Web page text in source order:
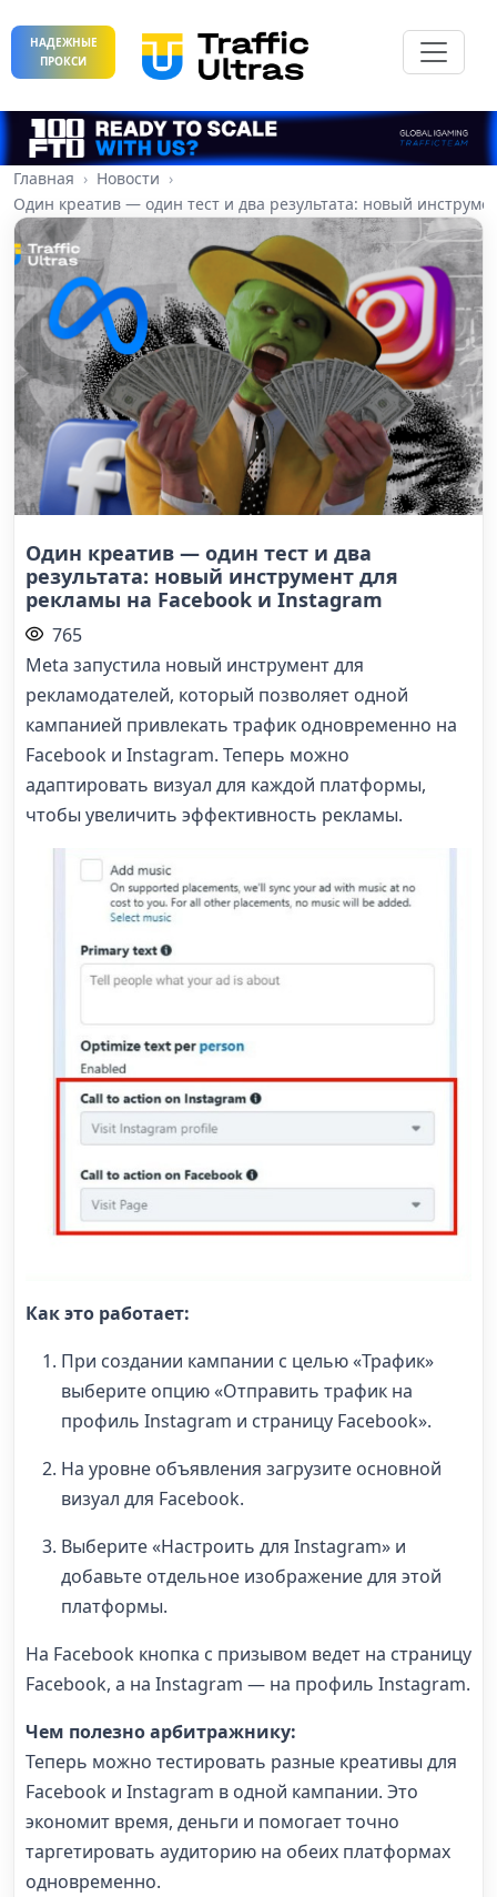
НАДЕЖНЫЕ
ПРОКСИ
Главная
Новости
Один креатив — один тест и два результата: новый
Один креатив — один тест и два
результата: новый инструмент для
рекламы на Facebook и Instagram
765
Meta запустила новый инструмент для
рекламодателей, который позволяет одной
кампанией привлекать трафик одновременно на
Facebook и Instagram. Теперь можно
адаптировать визуал для каждой платформы,
чтобы увеличить эффективность рекламы.
Как это работает:
При создании кампании с целью «Трафик»
выберите опцию «Отправить трафик на
профиль Instagram и страницу Facebook».
На уровне объявления загрузите основной
визуал для Facebook.
Выберите «Настроить для Instagram» и
добавьте отдельное изображение для этой
платформы.
На Facebook кнопка с призывом ведет на страницу
Facebook, а на Instagram — на профиль Instagram.
Чем полезно арбитражнику:
Теперь можно тестировать разные креативы для
Facebook и Instagram в одной кампании. Это
экономит время, деньги и помогает точно
таргетировать аудиторию на обеих платформах
одновременно.